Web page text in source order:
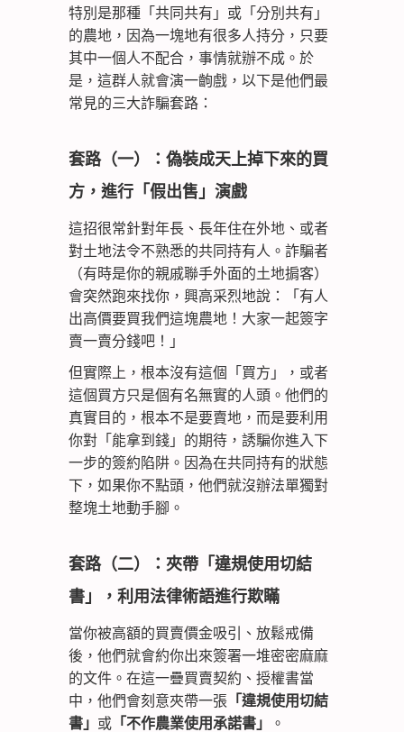
特別是那種「共同共有」或「分別共有」
的農地，因為一塊地有很多人持分，只要
其中一個人不配合，事情就辦不成。於
是，這群人就會演一齣戲，以下是他們最
常見的三大詐騙套路：
套路（一）：偽裝成天上掉下來的買
方，進行「假出售」演戲
這招很常針對年長、長年住在外地、或者
對土地法令不熟悉的共同持有人。詐騙者
（有時是你的親戚聯手外面的土地掮客）
會突然跑來找你，興高采烈地說：「有人
出高價要買我們這塊農地！大家一起簽字
賣一賣分錢吧！」
但實際上，根本沒有這個「買方」，或者
這個買方只是個有名無實的人頭。他們的
真實目的，根本不是要賣地，而是要利用
你對「能拿到錢」的期待，誘騙你進入下
一步的簽約陷阱。因為在共同持有的狀態
下，如果你不點頭，他們就沒辦法單獨對
整塊土地動手腳。
套路（二）：夾帶「違規使用切結
書」，利用法律術語進行欺瞞
當你被高額的買賣價金吸引、放鬆戒備
後，他們就會約你出來簽署一堆密密麻麻
的文件。在這一疊買賣契約、授權書當
中，他們會刻意夾帶一張 「違規使用切結
書」 或 「不作農業使用承諾書」 。